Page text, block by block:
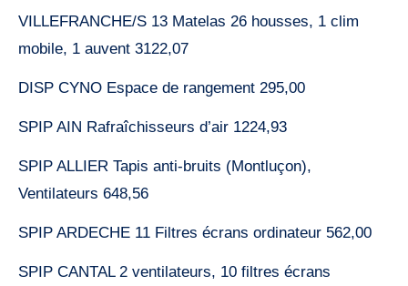
VILLEFRANCHE/S 13 Matelas 26 housses, 1 clim
mobile, 1 auvent 3122,07
DISP CYNO Espace de rangement 295,00
SPIP AIN Rafraîchisseurs d’air 1224,93
SPIP ALLIER Tapis anti-bruits (Montluçon),
Ventilateurs 648,56
SPIP ARDECHE 11 Filtres écrans ordinateur 562,00
SPIP CANTAL 2 ventilateurs, 10 filtres écrans